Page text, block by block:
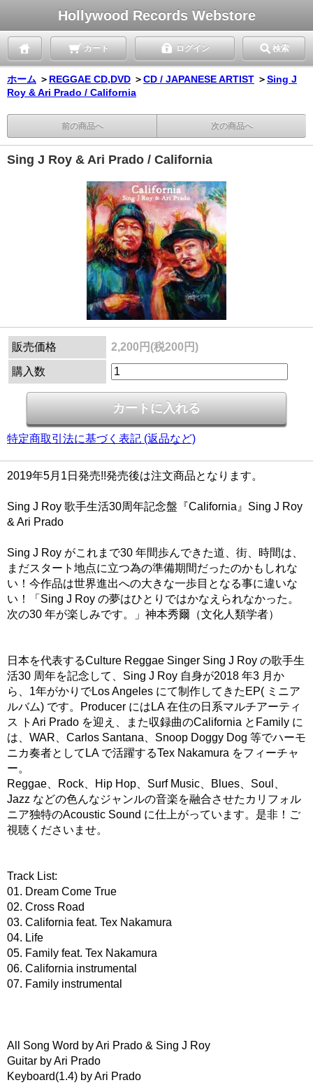
Hollywood Records Webstore
カート ログイン 検索
ホーム ＞ REGGAE CD,DVD ＞CD / JAPANESE ARTIST ＞Sing J
Roy & Ari Prado / California
前の商品へ 次の商品へ
Sing J Roy & Ari Prado / California
販売価格 2,200円(税200円)
購入数
特定商取引法に基づく表記 (返品など)
2019年5月1日発売!!発売後は注文商品となります。
Sing J Roy 歌手生活30周年記念盤『California』Sing J Roy
& Ari Prado
Sing J Roy がこれまで30 年間歩んできた道、街、時間は、
まだスタート地点に立つ為の準備期間だったのかもしれな
い！今作品は世界進出への大きな一歩目となる事に違いな
い！「Sing J Roy の夢はひとりではかなえられなかった。
次の30 年が楽しみです。」神本秀爾（文化人類学者）
日本を代表するCulture Reggae Singer Sing J Roy の歌手生
活30 周年を記念して、Sing J Roy 自身が2018 年3 月か
ら、1年がかりでLos Angeles にて制作してきたEP( ミニア
ルバム) です。Producer にはLA 在住の日系マルチアーティ
ス トAri Prado を迎え、また収録曲のCalifornia とFamily に
は、WAR、Carlos Santana、Snoop Doggy Dog 等でハーモ
ニカ奏者としてLA で活躍するTex Nakamura をフィーチャ
ー。
Reggae、Rock、Hip Hop、Surf Music、Blues、Soul、
Jazz などの色んなジャンルの音楽を融合させたカリフォル
ニア独特のAcoustic Sound に仕上がっています。是非！ご
視聴くださいませ。
Track List:
01. Dream Come True
02. Cross Road
03. California feat. Tex Nakamura
04. Life
05. Family feat. Tex Nakamura
06. California instrumental
07. Family instrumental
All Song Word by Ari Prado & Sing J Roy
Guitar by Ari Prado
Keyboard(1.4) by Ari Prado